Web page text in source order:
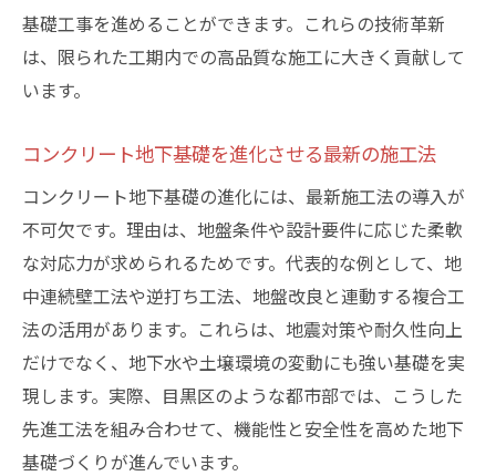
基礎工事を進めることができます。これらの技術革新
は、限られた工期内での高品質な施工に大きく貢献して
います。
コンクリート地下基礎を進化させる最新の施工法
コンクリート地下基礎の進化には、最新施工法の導入が
不可欠です。理由は、地盤条件や設計要件に応じた柔軟
な対応力が求められるためです。代表的な例として、地
中連続壁工法や逆打ち工法、地盤改良と連動する複合工
法の活用があります。これらは、地震対策や耐久性向上
だけでなく、地下水や土壌環境の変動にも強い基礎を実
現します。実際、目黒区のような都市部では、こうした
先進工法を組み合わせて、機能性と安全性を高めた地下
基礎づくりが進んでいます。